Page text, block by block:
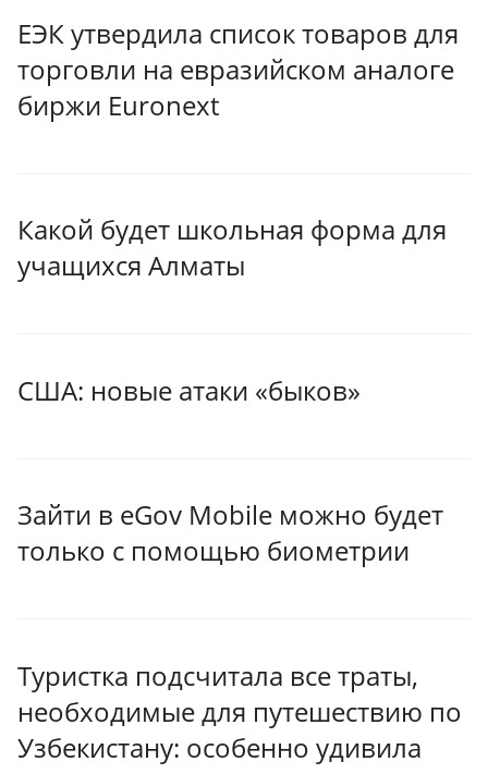
ЕЭК утвердила список товаров для
торговли на евразийском аналоге
биржи Euronext
Какой будет школьная форма для
учащихся Алматы
США: новые атаки «быков»
Зайти в eGov Mobile можно будет
только с помощью биометрии
Туристка подсчитала все траты,
необходимые для путешествию по
Узбекистану: особенно удивила